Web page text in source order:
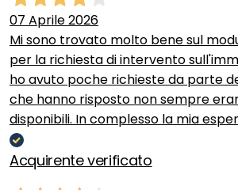
07 Aprile 2026
Mi sono trovato molto bene sul
per la richiesta di intervento
ho avuto poche richieste da parte
che hanno risposto non sempre
disponibili. In complesso la mia
Acquirente verificato